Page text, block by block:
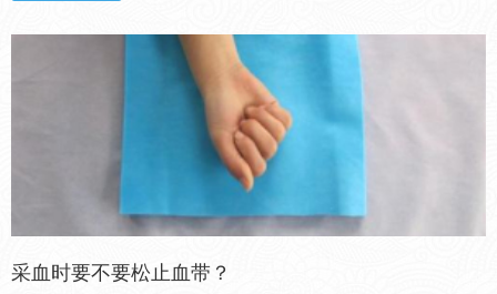
采血时要不要松止血带？